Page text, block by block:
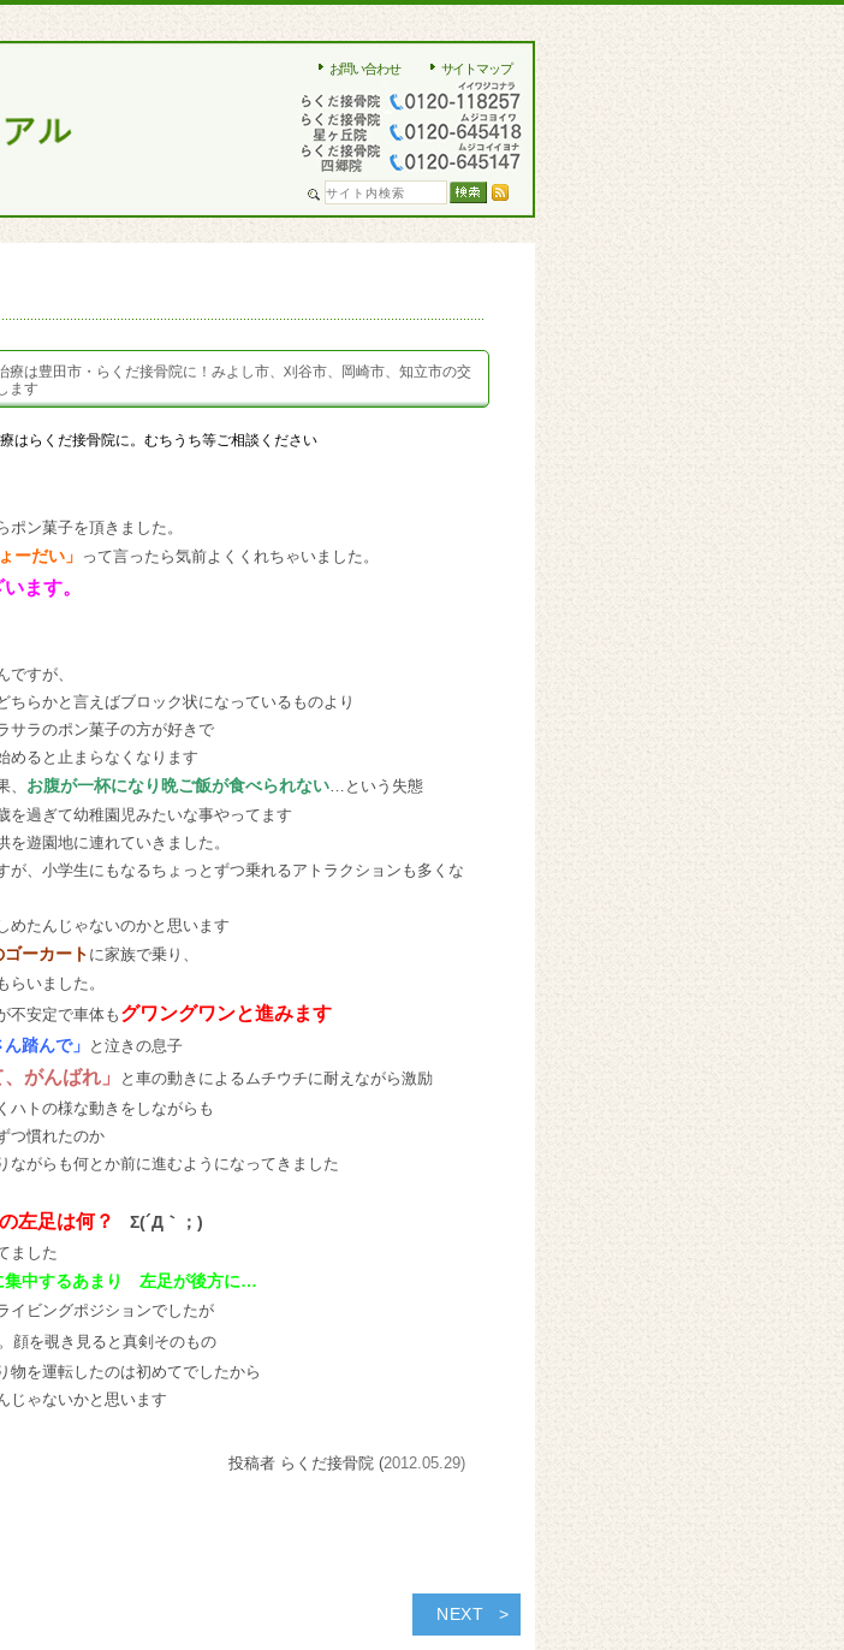
お問い合わせ サイトマップ
療は豊田市・らくだ接骨院に！みよし市、刈谷市、岡崎市、知立市の交
ます
はらくだ接骨院に。むちうち等ご相談ください
ポン菓子を頂きました。
ーだい」 って言ったら気前よくくれちゃいました。
ます。
ですが、
ちらかと言えばブロック状になっているものより
サラのポン菓子の方が好きで
めると止まらなくなります
お腹が一杯になり晩ご飯が食べられない…という失態
を過ぎて幼稚園児みたいな事やってます
を遊園地に連れていきました。
が、小学生にもなるちょっとずつ乗れるアトラクションも多くな
めたんじゃないのかと思います
ゴーカート に家族で乗り、
らいました。
不安定で車体も グワングワンと進みます
踏んで」 と泣きの息子
がんばれ」
と車の動きによるムチウチに耐えながら激励
ハトの様な動きをしながらも
つ慣れたのか
ながらも何とか前に進むようになってきました
左足は何？ Σ(´Д｀；)
ました
集中するあまり 左足が後方に…
イビングポジションでしたが
顔を覗き見ると真剣そのもの
物を運転したのは初めてでしたから
じゃないかと思います
投稿者 らくだ接骨院 (2012.05.29)
NEXT